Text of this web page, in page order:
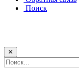
Поиск
✕